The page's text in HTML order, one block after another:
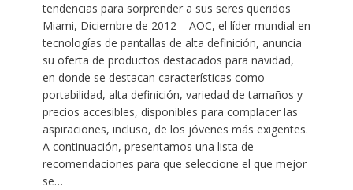
tendencias para sorprender a sus seres queridos
Miami, Diciembre de 2012 – AOC, el líder mundial en
tecnologías de pantallas de alta definición, anuncia
su oferta de productos destacados para navidad,
en donde se destacan características como
portabilidad, alta definición, variedad de tamaños y
precios accesibles, disponibles para complacer las
aspiraciones, incluso, de los jóvenes más exigentes.
A continuación, presentamos una lista de
recomendaciones para que seleccione el que mejor
se…